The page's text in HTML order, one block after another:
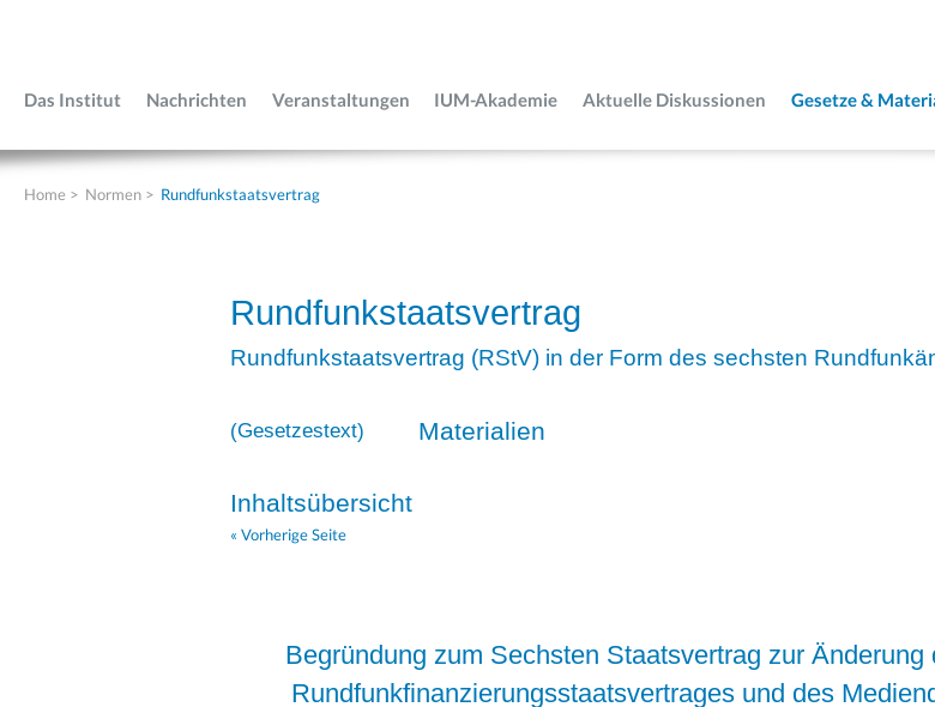
Das Institut Nachrichten Veranstaltungen IUM-Akademie Aktuelle Diskussionen Gesetze &
Home > Normen > Rundfunkstaatsvertrag
Rundfunkstaatsvertrag
Rundfunkstaatsvertrag (RStV) in der Form des sechsten
Materialien
(Gesetzestext)
Inhaltsübersicht
« Vorherige Seite
Begründung zum Sechsten Staatsvertrag zur
Rundfunkfinanzierungsstaatsvertrages und des